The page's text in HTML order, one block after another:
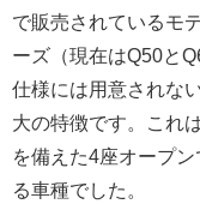
で販売されているモ
ーズ（現在はQ50と
仕様には用意されな
大の特徴です。これ
を備えた4座オープ
る車種でした。